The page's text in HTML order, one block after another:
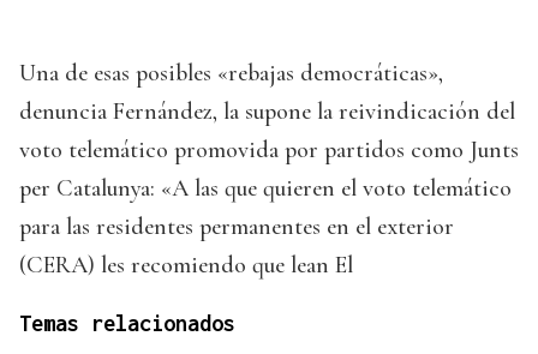
Una de esas posibles «rebajas democráticas»,
denuncia Fernández, la supone la reivindicación del
voto telemático promovida por partidos como Junts
per Catalunya: «A las que quieren el voto telemático
para las residentes permanentes en el exterior
(CERA) les recomiendo que lean El
Temas relacionados